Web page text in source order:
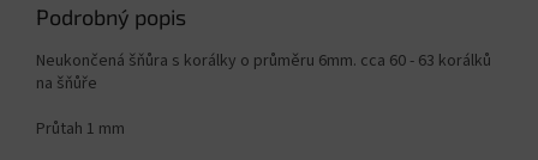
Podrobný popis
Neukončená šňůra s korálky o průměru 6mm. cca 60 - 63 korálků
na šňůře
Průtah 1 mm